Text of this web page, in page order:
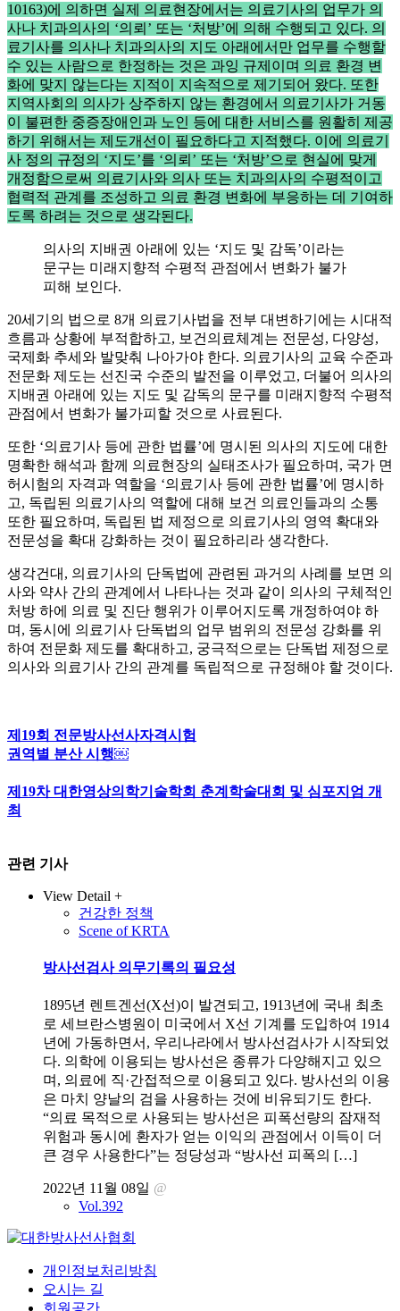
10163)에 의하면 실제 의료현장에서는 의료기사의 업무가 의
사나 치과의사의 ‘의뢰’ 또는 ‘처방’에 의해 수행되고 있다. 의
료기사를 의사나 치과의사의 지도 아래에서만 업무를 수행할
수 있는 사람으로 한정하는 것은 과잉 규제이며 의료 환경 변
화에 맞지 않는다는 지적이 지속적으로 제기되어 왔다. 또한
지역사회의 의사가 상주하지 않는 환경에서 의료기사가 거동
이 불편한 중증장애인과 노인 등에 대한 서비스를 원활히 제공
하기 위해서는 제도개선이 필요하다고 지적했다. 이에 의료기
사 정의 규정의 ‘지도’를 ‘의뢰’ 또는 ‘처방’으로 현실에 맞게
개정함으로써 의료기사와 의사 또는 치과의사의 수평적이고
협력적 관계를 조성하고 의료 환경 변화에 부응하는 데 기여하
도록 하려는 것으로 생각된다.
의사의 지배권 아래에 있는 ‘지도 및 감독’이라는
문구는 미래지향적 수평적 관점에서 변화가 불가
피해 보인다.
20세기의 법으로 8개 의료기사법을 전부 대변하기에는 시대적
흐름과 상황에 부적합하고, 보건의료체계는 전문성, 다양성,
국제화 추세와 발맞춰 나아가야 한다. 의료기사의 교육 수준과
전문화 제도는 선진국 수준의 발전을 이루었고, 더불어 의사의
지배권 아래에 있는 지도 및 감독의 문구를 미래지향적 수평적
관점에서 변화가 불가피할 것으로 사료된다.
또한 ‘의료기사 등에 관한 법률’에 명시된 의사의 지도에 대한
명확한 해석과 함께 의료현장의 실태조사가 필요하며, 국가 면
허시험의 자격과 역할을 ‘의료기사 등에 관한 법률’에 명시하
고, 독립된 의료기사의 역할에 대해 보건 의료인들과의 소통
또한 필요하며, 독립된 법 제정으로 의료기사의 영역 확대와
전문성을 확대 강화하는 것이 필요하리라 생각한다.
생각건대, 의료기사의 단독법에 관련된 과거의 사례를 보면 의
사와 약사 간의 관계에서 나타나는 것과 같이 의사의 구체적인
처방 하에 의료 및 진단 행위가 이루어지도록 개정하여야 하
며, 동시에 의료기사 단독법의 업무 범위의 전문성 강화를 위
하여 전문화 제도를 확대하고, 궁극적으로는 단독법 제정으로
의사와 의료기사 간의 관계를 독립적으로 규정해야 할 것이다.
제19회 전문방사선사자격시험
권역별 분산 시행￼
제19차 대한영상의학기술학회 춘계학술대회 및 심포지엄 개
최
관련 기사
View Detail +
건강한 정책
Scene of KRTA
방사선검사 의무기록의 필요성
1895년 렌트겐선(X선)이 발견되고, 1913년에 국내 최초
로 세브란스병원이 미국에서 X선 기계를 도입하여 1914
년에 가동하면서, 우리나라에서 방사선검사가 시작되었
다. 의학에 이용되는 방사선은 종류가 다양해지고 있으
며, 의료에 직·간접적으로 이용되고 있다. 방사선의 이용
은 마치 양날의 검을 사용하는 것에 비유되기도 한다.
“의료 목적으로 사용되는 방사선은 피폭선량의 잠재적
위험과 동시에 환자가 얻는 이익의 관점에서 이득이 더
큰 경우 사용한다”는 정당성과 “방사선 피폭의 […]
2022년 11월 08일 @
Vol.392
개인정보처리방침
오시는 길
회원공간